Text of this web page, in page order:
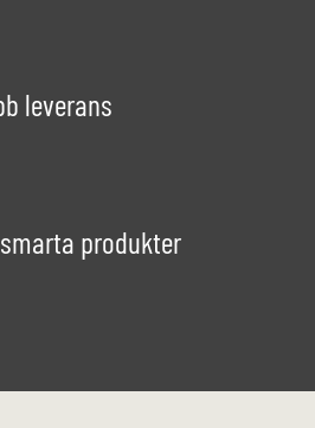
leverans
produkter